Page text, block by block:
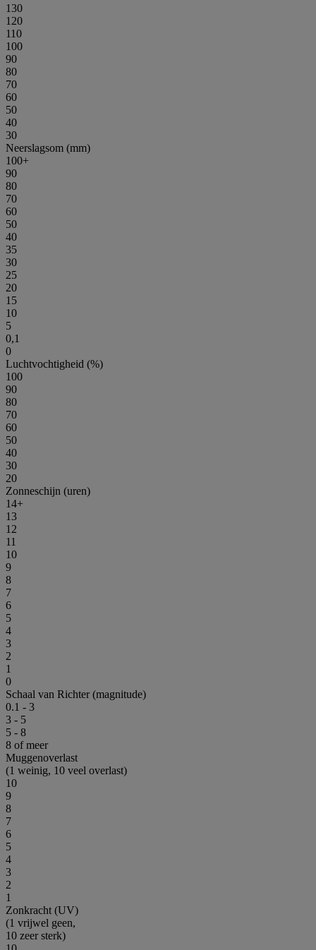
130
120
110
100
90
80
70
60
50
40
30
Neerslagsom (mm)
100+
90
80
70
60
50
40
35
30
25
20
15
10
5
0,1
0
Luchtvochtigheid (%)
100
90
80
70
60
50
40
30
20
Zonneschijn (uren)
14+
13
12
11
10
9
8
7
6
5
4
3
2
1
0
Schaal van Richter (magnitude)
0.1 - 3
3 - 5
5 - 8
8 of meer
Muggenoverlast
(1 weinig, 10 veel overlast)
10
9
8
7
6
5
4
3
2
1
Zonkracht (UV)
(1 vrijwel geen,
10 zeer sterk)